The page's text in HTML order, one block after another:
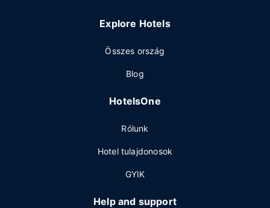
Explore Hotels
Összes ország
Blog
HotelsOne
Rólunk
Hotel tulajdonosok
GYIK
Help and support